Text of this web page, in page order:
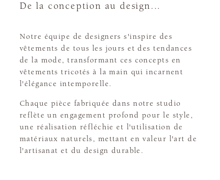
De la conception au design...
Notre équipe de designers s'inspire des
vêtements de tous les jours et des tendances
de la mode, transformant ces concepts en
vêtements tricotés à la main qui incarnent
l'élégance intemporelle.
Chaque pièce fabriquée dans notre studio
reflète un engagement profond pour le style,
une réalisation réfléchie et l'utilisation de
matériaux naturels, mettant en valeur l'art de
l'artisanat et du design durable.